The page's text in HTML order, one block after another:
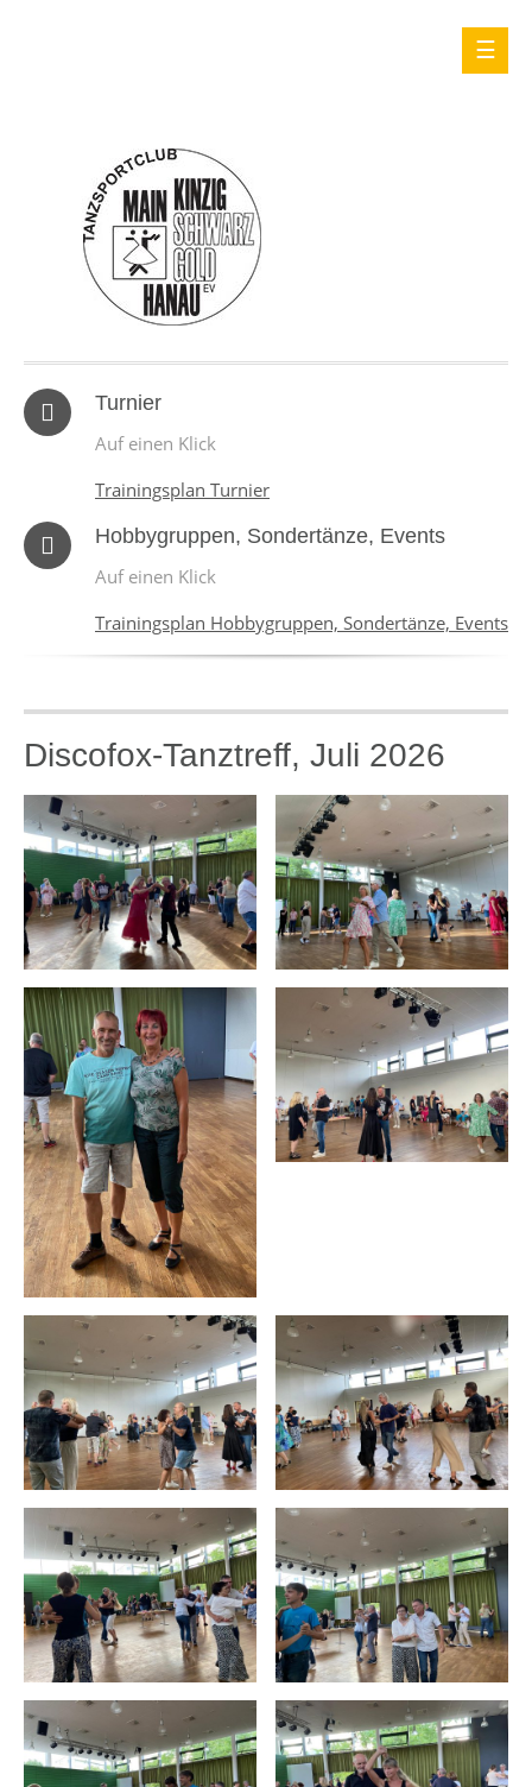
Turnier
Auf einen Klick
Trainingsplan Turnier
Hobbygruppen, Sondertänze, Events
Auf einen Klick
Trainingsplan Hobbygruppen, Sondertänze, Events
Discofox-Tanztreff, Juli 2026